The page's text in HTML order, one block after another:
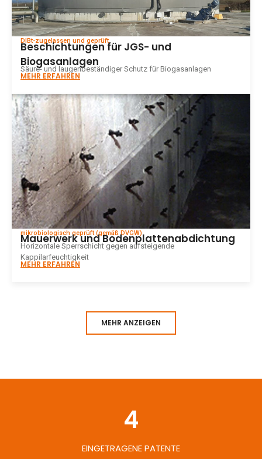
DIBt-zugelassen und geprüft
Beschichtungen für JGS- und
Biogasanlagen
Säure- und laugenbeständiger Schutz für Biogasanlagen
MEHR ERFAHREN
mikrobiologisch geprüft (gemäß DVGW)
Mauerwerk und Bodenplattenabdichtung
Horizontale Sperrschicht gegen aufsteigende
Kappilarfeuchtigkeit
MEHR ERFAHREN
MEHR ANZEIGEN
EINGETRAGENE PATENTE
4